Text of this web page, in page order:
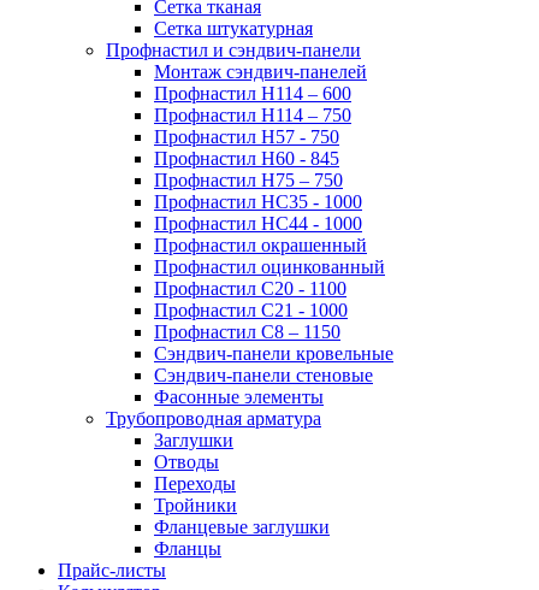
Сетка тканая
Сетка штукатурная
Профнастил и сэндвич-панели
Монтаж сэндвич-панелей
Профнастил Н114 – 600
Профнастил Н114 – 750
Профнастил Н57 - 750
Профнастил Н60 - 845
Профнастил Н75 – 750
Профнастил НС35 - 1000
Профнастил НС44 - 1000
Профнастил окрашенный
Профнастил оцинкованный
Профнастил С20 - 1100
Профнастил С21 - 1000
Профнастил С8 – 1150
Сэндвич-панели кровельные
Сэндвич-панели стеновые
Фасонные элементы
Трубопроводная арматура
Заглушки
Отводы
Переходы
Тройники
Фланцевые заглушки
Фланцы
Прайс-листы